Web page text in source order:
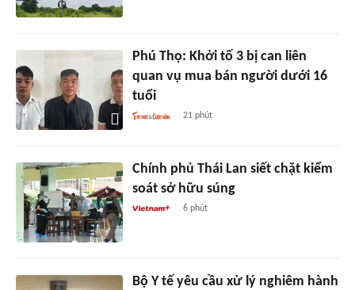
Phú Thọ: Khởi tố 3 bị can liên
quan vụ mua bán người dưới 16
tuổi
21 phút
Chính phủ Thái Lan siết chặt kiểm
soát sở hữu súng
6 phút
Bộ Y tế yêu cầu xử lý nghiêm hành